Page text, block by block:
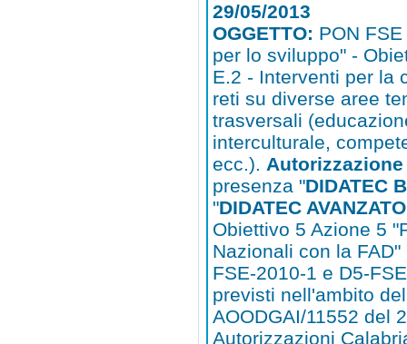
29/05/2013
OGGETTO: PON
per lo sviluppo" -
E.2 - Interventi per la
reti su diverse aree
trasversali
interculturale,
ecc.). Autorizzazione
presenza "DIDATEC
"DIDATEC AVANZATO
Obiettivo 5 Azione 5
Nazionali con la
FSE-2010-1 e D5-
previsti nell'ambito
AOODGAI/11552 del
Autorizzazioni